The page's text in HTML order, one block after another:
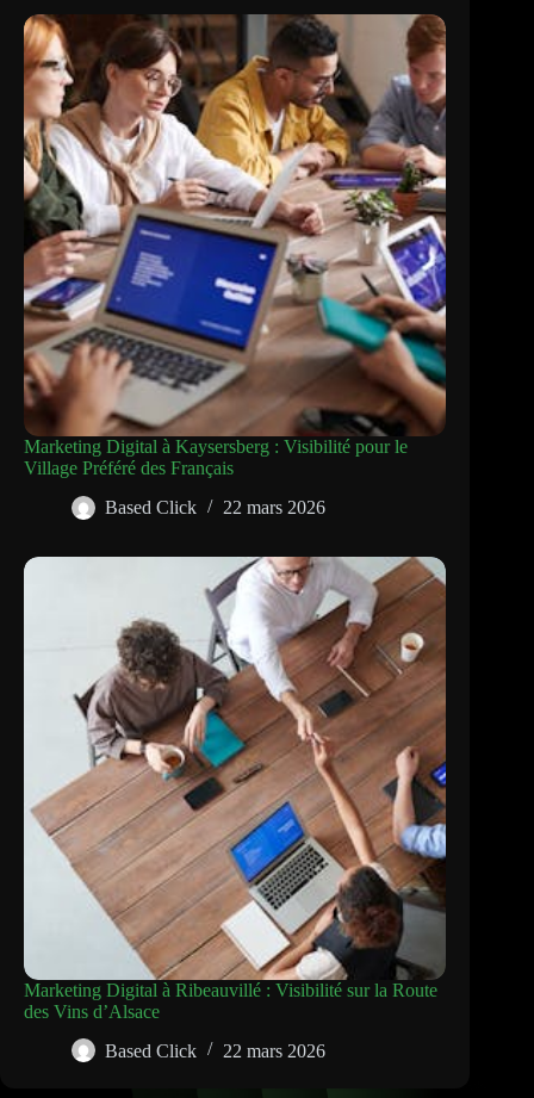
Marketing Digital à Kaysersberg : Visibilité pour le
Village Préféré des Français
Based Click
22 mars 2026
Marketing Digital à Ribeauvillé : Visibilité sur la Route
des Vins d’Alsace
Based Click
22 mars 2026